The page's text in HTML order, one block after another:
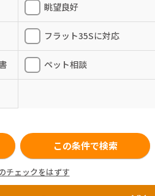
眺望良好
フラット35Sに対応
ペット相談
この条件で検索
チェックをはずす